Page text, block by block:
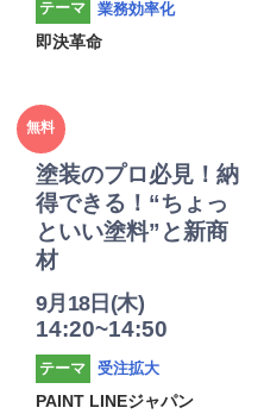
テーマ
業務効率化
即決革命
2025年
度
無料
塗装のプロ必見！納
得できる！“ちょっ
といい塗料”と新商
材
9月18日(木)
14:20~14:50
テーマ
受注拡大
PAINT LINEジャパン